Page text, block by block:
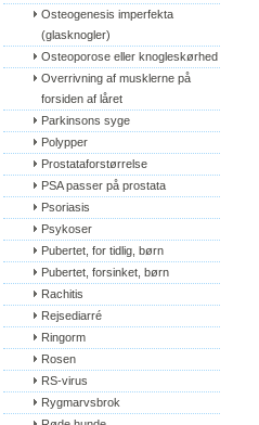
Osteogenesis imperfekta
(glasknogler)
Osteoporose eller knogleskørhed
Overrivning af musklerne på
forsiden af låret
Parkinsons syge
Polypper
Prostataforstørrelse
PSA passer på prostata
Psoriasis
Psykoser
Pubertet, for tidlig, børn
Pubertet, forsinket, børn
Rachitis
Rejsediarré
Ringorm
Rosen
RS-virus
Rygmarvsbrok